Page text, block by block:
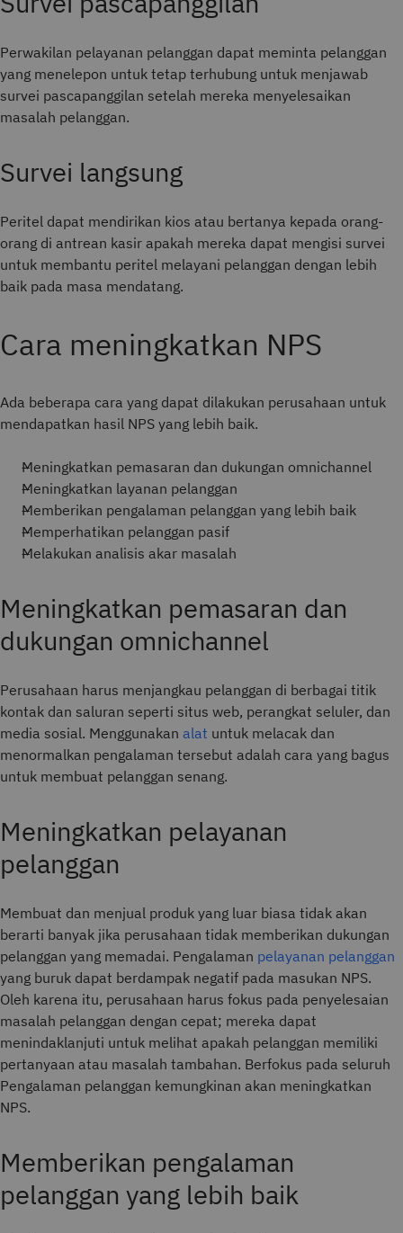
Perwakilan pelayanan pelanggan dapat meminta pelanggan
yang menelepon untuk tetap terhubung untuk menjawab
survei pascapanggilan setelah mereka menyelesaikan
masalah pelanggan.
Survei langsung
Peritel dapat mendirikan kios atau bertanya kepada orang-
orang di antrean kasir apakah mereka dapat mengisi survei
untuk membantu peritel melayani pelanggan dengan lebih
baik pada masa mendatang.
Cara meningkatkan NPS
Ada beberapa cara yang dapat dilakukan perusahaan untuk
mendapatkan hasil NPS yang lebih baik.
Meningkatkan pemasaran dan dukungan omnichannel
Meningkatkan layanan pelanggan
Memberikan pengalaman pelanggan yang lebih baik
Memperhatikan pelanggan pasif
Melakukan analisis akar masalah
Meningkatkan pemasaran dan
dukungan omnichannel
Perusahaan harus menjangkau pelanggan di berbagai titik
kontak dan saluran seperti situs web, perangkat seluler, dan
media sosial. Menggunakan alat untuk melacak dan
menormalkan pengalaman tersebut adalah cara yang bagus
untuk membuat pelanggan senang.
Meningkatkan pelayanan
pelanggan
Membuat dan menjual produk yang luar biasa tidak akan
berarti banyak jika perusahaan tidak memberikan dukungan
pelanggan yang memadai. Pengalaman pelayanan pelanggan
yang buruk dapat berdampak negatif pada masukan NPS.
Oleh karena itu, perusahaan harus fokus pada penyelesaian
masalah pelanggan dengan cepat; mereka dapat
menindaklanjuti untuk melihat apakah pelanggan memiliki
pertanyaan atau masalah tambahan. Berfokus pada seluruh
Pengalaman pelanggan kemungkinan akan meningkatkan
NPS.
Memberikan pengalaman
pelanggan yang lebih baik